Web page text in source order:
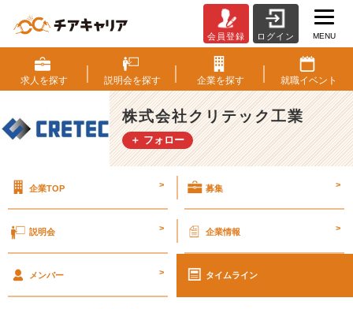
能
は、
ジ
ョ
イ
ン
ば
リ
会員登録 ログイン MENU
求人を探す 説明会を探す 企業を探す 就職イベント
株式会社クリテック工業
＋ フォロー
企業TOP > 募集 >
説明会 > 企業情報 >
メンバー > タイムライン